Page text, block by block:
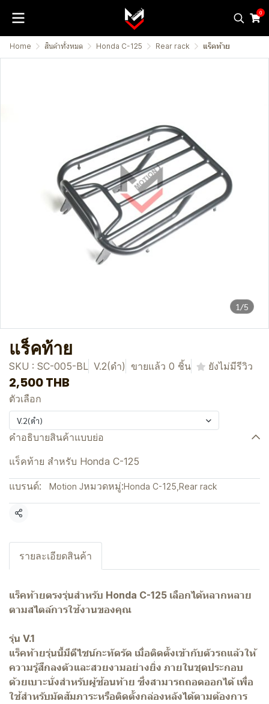
0
Home สินค้าทั้งหมด Honda C-125 Rear rack แร็คท้าย
1/5
แร็คท้าย
SKU : SC-005-BL V.2(ดำ) ขายแล้ว 0 ชิ้น ยังไม่มีรีวิว
2,500 THB
ตัวเลือก
V.2(ดำ)
คำอธิบายสินค้าแบบย่อ
แร็คท้าย สำหรับ Honda C-125
แบรนด์: Motion Jหมวดหมู่:Honda C-125 Rear rack
แชร์
รายละเอียดสินค้า
แร็คท้ายตรงรุ่นสำหรับ Honda C-125 เลือกได้หลากหลาย
ตามสไตล์การใช้งานของคุณ
รุ่น V.1
แร็คท้ายรุ่นนี้มีดีไซน์กะทัดรัด เมื่อติดตั้งเข้ากับตัวรถแล้วให้
ความรู้สึกลงตัวและสวยงามอย่างยิ่ง ภายในชุดประกอบ
ด้วยเบาะนั่งสำหรับผู้ซ้อนท้าย ซึ่งสามารถถอดออกได้ เพื่อ
ใช้สำหรับมัดสัมภาระหรือติดตั้งกล่องหลังได้ตามต้องการ